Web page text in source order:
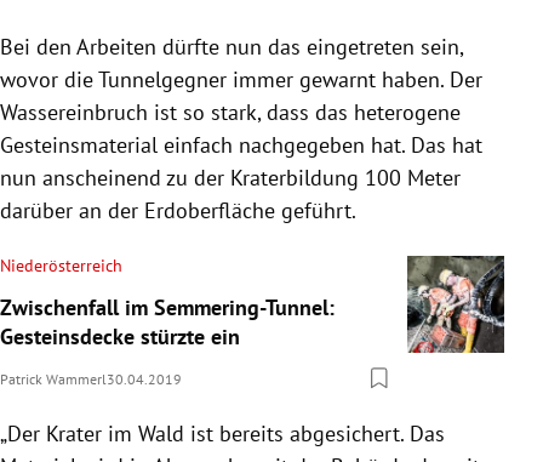
Bei den Arbeiten dürfte nun das eingetreten sein,
wovor die Tunnelgegner immer gewarnt haben. Der
Wassereinbruch ist so stark, dass das heterogene
Gesteinsmaterial einfach nachgegeben hat. Das hat
nun anscheinend zu der Kraterbildung 100 Meter
darüber an der Erdoberfläche geführt.
Niederösterreich
Zwischenfall im Semmering-Tunnel:
Gesteinsdecke stürzte ein
Patrick Wammerl 30.04.2019
„Der Krater im Wald ist bereits abgesichert. Das